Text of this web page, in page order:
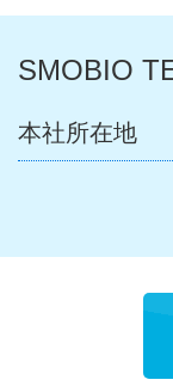
SMOBIO
本社所在地